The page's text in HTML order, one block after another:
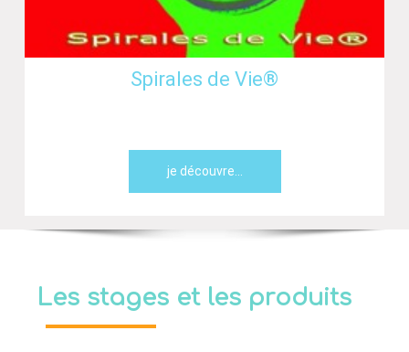
Spirales de Vie®
Les stages et les produits